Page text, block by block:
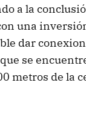
a la
una
dar
se
metros de la